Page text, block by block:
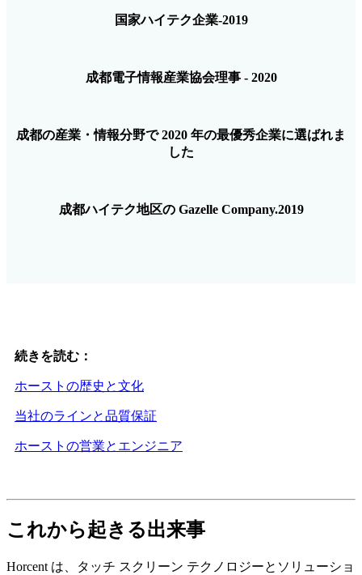
国家ハイテク企業-2019
成都電子情報産業協会理事 - 2020
成都の産業・情報分野で 2020 年の最優秀企業に選ばれま
した
成都ハイテク地区の Gazelle Company.2019
続きを読む：
ホーストの歴史と文化
当社のラインと品質保証
ホーストの営業とエンジニア
これから起きる出来事
Horcent は、タッチ スクリーン テクノロジーとソリューショ